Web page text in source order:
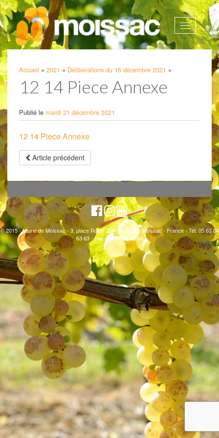
Afficher
la
Accueil » 2021 » Délibérations du 16 décembre 2021 »
12 14 Piece Annexe
Publié le mardi 21 décembre 2021
12 14 Piece Annexe
Article précédent
© 2015 - Mairie de Moissac - 3, place Roger Delthil - 82200 Moissac - France - Tél. 05 63 04
63 63 - Fax : 05 63 04 63 64
Crédits